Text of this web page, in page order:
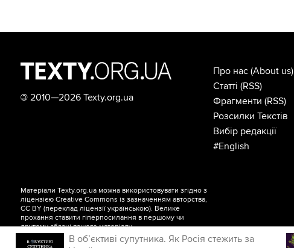
В об’єктиві супутника. Як Росія стежить за
© 2010—2026 Texty.org.ua
Про нас (About us)
Статті (RSS)
Фрагменти (RSS)
Розсилки Текстів
Вибір редакції
#English
Матеріали Texty.org.ua можна використовувати згідно з
ліцензієюCreative Commons із зазначенням авторства,
CC BY (переклад ліцензіїукраїнською). Велике
прохання ставити гіперпосилання в першому чи
другому абзаці вашого матеріалу.